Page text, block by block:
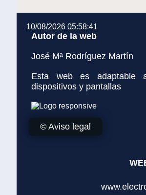
10/08/2026 05:58:41
Autor de la web
José Mª Rodríguez Martín
Esta web es adaptable
dispositivos y pantallas
© Aviso legal